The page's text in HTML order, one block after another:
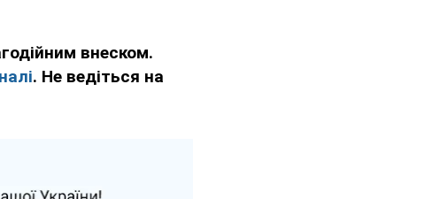
внеском.
. Не ведіться на